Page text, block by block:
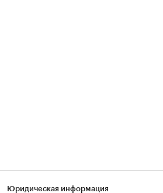
Юридическая информация